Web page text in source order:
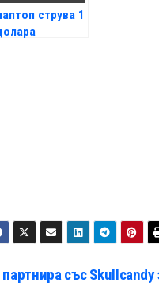
струва 1
със Skullcandy